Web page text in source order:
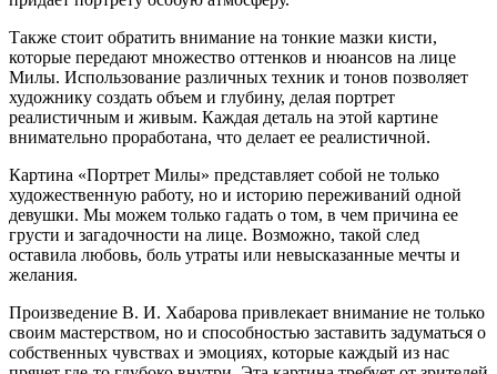
Также стоит обратить внимание на тонкие мазки кисти,
которые передают множество оттенков и нюансов на лице
Милы. Использование различных техник и тонов позволяет
художнику создать объем и глубину, делая портрет
реалистичным и живым. Каждая деталь на этой картине
внимательно проработана, что делает ее реалистичной.
Картина «Портрет Милы» представляет собой не только
художественную работу, но и историю переживаний одной
девушки. Мы можем только гадать о том, в чем причина ее
грусти и загадочности на лице. Возможно, такой след
оставила любовь, боль утраты или невысказанные мечты и
желания.
Произведение В. И. Хабарова привлекает внимание не только
своим мастерством, но и способностью заставить задуматься о
собственных чувствах и эмоциях, которые каждый из нас